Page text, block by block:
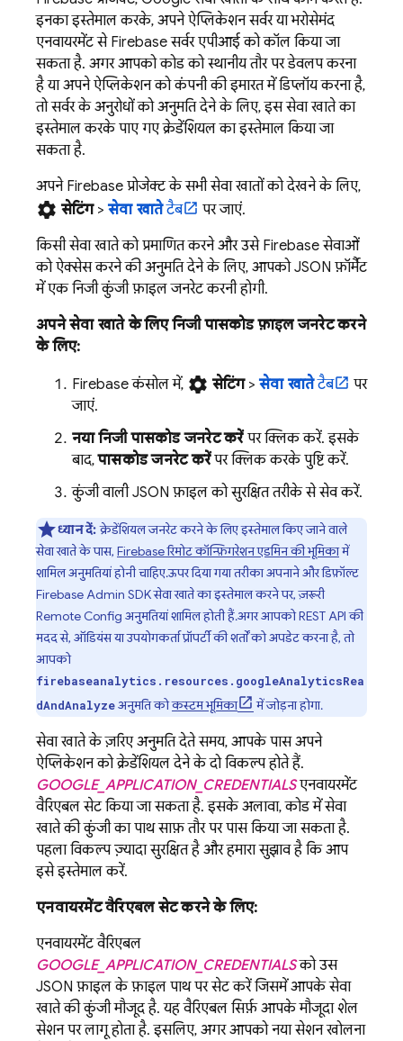
इनका इस्तेमाल करके, अपने ऐप्लिकेशन सर्वर या भरोसेमंद
एनवायरमेंट से Firebase सर्वर एपीआई को कॉल किया जा
सकता है. अगर आपको कोड को स्थानीय तौर पर डेवलप करना
है या अपने ऐप्लिकेशन को कंपनी की इमारत में डिप्लॉय करना है,
तो सर्वर के अनुरोधों को अनुमति देने के लिए, इस सेवा खाते का
इस्तेमाल करके पाए गए क्रेडेंशियल का इस्तेमाल किया जा
सकता है.
अपने Firebase प्रोजेक्ट के सभी सेवा खातों को देखने के लिए,
settings सेटिंग> सेवा खातेटैब
पर जाएं.
किसी सेवा खाते को प्रमाणित करने और उसे Firebase सेवाओं
को ऐक्सेस करने की अनुमति देने के लिए, आपको JSON फ़ॉर्मैट
में एक निजी कुंजी फ़ाइल जनरेट करनी होगी.
अपने सेवा खाते के लिए निजी पासकोड फ़ाइल जनरेट करने
के लिए:
Firebaseकंसोल में, settings सेटिंग> सेवा खातेटैब
पर
जाएं.
नया निजी पासकोड जनरेट करेंपर क्लिक करें. इसके
बाद,पासकोड जनरेट करेंपर क्लिक करके पुष्टि करें.
कुंजी वाली JSON फ़ाइल को सुरक्षित तरीके से सेव करें.
ध्यान दें:क्रेडेंशियल जनरेट करने के लिए इस्तेमाल किए जाने वाले
सेवा खाते के पास, Firebase रिमोट कॉन्फ़िगरेशन एडमिन की भूमिकामें
शामिल अनुमतियां होनी चाहिए. ऊपर दिया गया तरीका अपनाने और डिफ़ॉल्ट
FirebaseAdmin SDKसेवा खाते का इस्तेमाल करने पर, ज़रूरी
Remote Config अनुमतियां शामिल होती हैं. अगर आपको REST API की
मदद से, ऑडियंस या उपयोगकर्ता प्रॉपर्टी की शर्तों को अपडेट करना है, तो
आपको
firebaseanalytics.resources.googleAnalyticsRea
dAndAnalyzeअनुमति कोकस्टम भूमिका में जोड़ना होगा.
सेवा खाते के ज़रिए अनुमति देते समय, आपके पास अपने
ऐप्लिकेशन को क्रेडेंशियल देने के दो विकल्प होते हैं.
GOOGLE_APPLICATION_CREDENTIALSएनवायरमेंट
वैरिएबल सेट किया जा सकता है. इसके अलावा, कोड में सेवा
खाते की कुंजी का पाथ साफ़ तौर पर पास किया जा सकता है.
पहला विकल्प ज़्यादा सुरक्षित है और हमारा सुझाव है कि आप
इसे इस्तेमाल करें.
एनवायरमेंट वैरिएबल सेट करने के लिए:
एनवायरमेंट वैरिएबल
GOOGLE_APPLICATION_CREDENTIALSको उस
JSON फ़ाइल के फ़ाइल पाथ पर सेट करें जिसमें आपके सेवा
खाते की कुंजी मौजूद है. यह वैरिएबल सिर्फ़ आपके मौजूदा शेल
सेशन पर लागू होता है. इसलिए, अगर आपको नया सेशन खोलना